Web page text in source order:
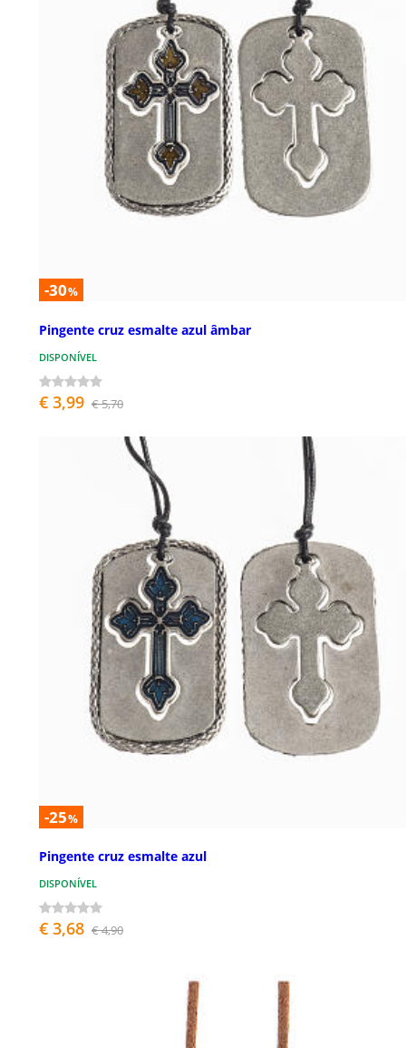
-30%
Pingente cruz esmalte azul âmbar
DISPONÍVEL
€ 3,99 € 5,70
-25%
Pingente cruz esmalte azul
DISPONÍVEL
€ 3,68 € 4,90